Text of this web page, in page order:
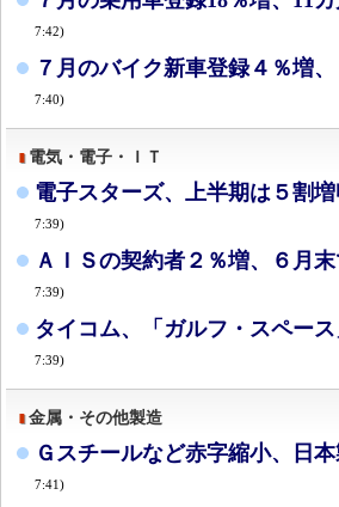
7:42)
７月のバイク新車登録４％増
7:40)
電気・電子・ＩＴ
電子スターズ、上半期は５割
7:39)
ＡＩＳの契約者２％増、６月
7:39)
タイコム、「ガルフ・スペー
7:39)
金属・その他製造
Ｇスチールなど赤字縮小、日
7:41)